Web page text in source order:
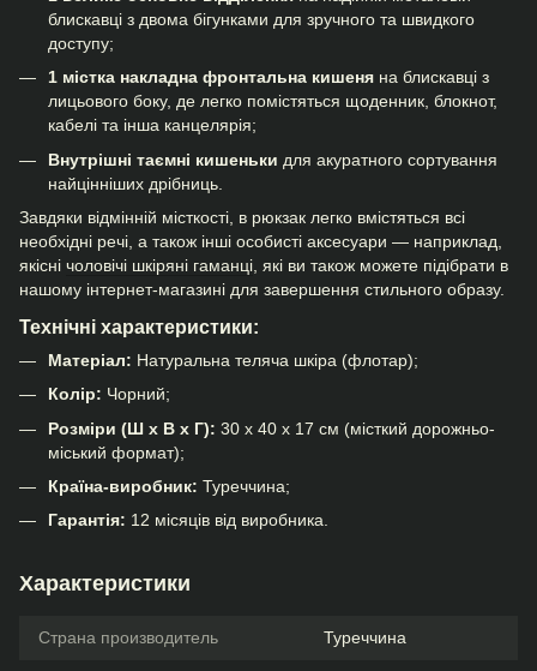
блискавці з двома бігунками для зручного та швидкого
доступу;
1 містка накладна фронтальна кишеня на блискавці з
лицьового боку, де легко помістяться щоденник, блокнот,
кабелі та інша канцелярія;
Внутрішні таємні кишеньки для акуратного сортування
найцінніших дрібниць.
Завдяки відмінній місткості, в рюкзак легко вмістяться всі
необхідні речі, а також інші особисті аксесуари — наприклад,
якісні чоловічі шкіряні гаманці , які ви також можете підібрати в
нашому інтернет-магазині для завершення стильного образу.
Технічні характеристики:
Матеріал: Натуральна теляча шкіра (флотар);
Колір: Чорний;
Розміри (Ш х В х Г): 30 х 40 х 17 см (місткий дорожньо-
міський формат);
Країна-виробник: Туреччина;
Гарантія: 12 місяців від виробника.
Характеристики
Страна производитель Туреччина